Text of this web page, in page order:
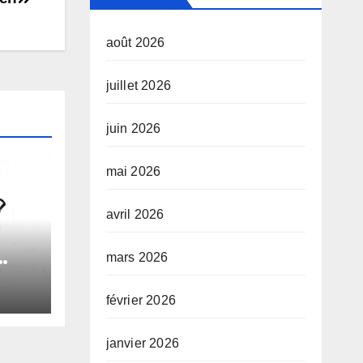
août 2026
juillet 2026
juin 2026
mai 2026
avril 2026
mars 2026
février 2026
janvier 2026